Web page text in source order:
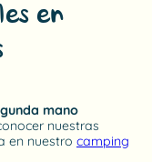
en
mano
nuestras
en nuestro camping